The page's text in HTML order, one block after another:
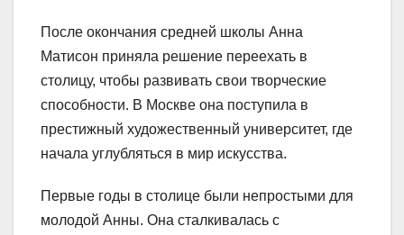
После окончания средней школы Анна
Матисон приняла решение переехать в
столицу, чтобы развивать свои творческие
способности. В Москве она поступила в
престижный художественный университет, где
начала углубляться в мир искусства.
Первые годы в столице были непростыми для
молодой Анны. Она сталкивалась с